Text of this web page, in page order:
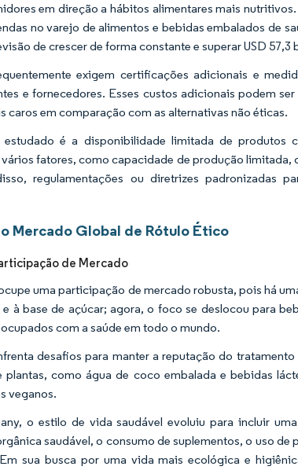
em direção a hábitos alimentares mais
no varejo de alimentos e bebidas embalados de
de crescer de forma constante e superar USD 57,3
exigem certificações adicionais e
e fornecedores. Esses custos adicionais podem
em comparação com as alternativas não éticas.
é a disponibilidade limitada de produtos
fatores, como capacidade de produção
regulamentações ou diretrizes padronizadas
Mercado Global de Rótulo Ético
de Mercado
uma participação de mercado robusta, pois há
à base de açúcar; agora, o foco se deslocou para
com a saúde em todo o mundo.
desafios para manter a reputação do
como água de coco embalada e bebidas
veganos.
o estilo de vida saudável evoluiu para incluir
saudável, o consumo de suplementos, o uso
sua busca por uma vida mais ecológica e